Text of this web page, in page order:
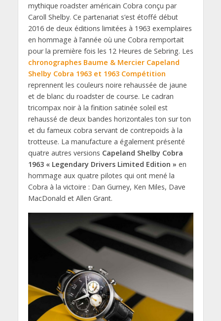
mythique roadster américain Cobra conçu par
Caroll Shelby. Ce partenariat s’est étoffé début
2016 de deux éditions limitées à 1963 exemplaires
en hommage à l’année où une Cobra remportait
pour la première fois les 12 Heures de Sebring. Les
chronographes Baume & Mercier Capeland
Shelby Cobra 1963 et 1963 Compétition
reprennent les couleurs noire rehaussée de jaune
et de blanc du roadster de course. Le cadran
tricompax noir à la finition satinée soleil est
rehaussé de deux bandes horizontales ton sur ton
et du fameux cobra servant de contrepoids à la
trotteuse. La manufacture a également présenté
quatre autres versions Capeland Shelby Cobra
1963 « Legendary Drivers Limited Edition » en
hommage aux quatre pilotes qui ont mené la
Cobra à la victoire : Dan Gurney, Ken Miles, Dave
MacDonald et Allen Grant.